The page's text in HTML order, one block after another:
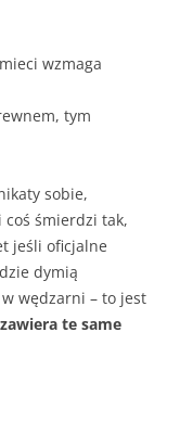
wzmaga
tym
sobie,
coś śmierdzi tak,
jeśli oficjalne
dymią
wędzarni – to jest
te same